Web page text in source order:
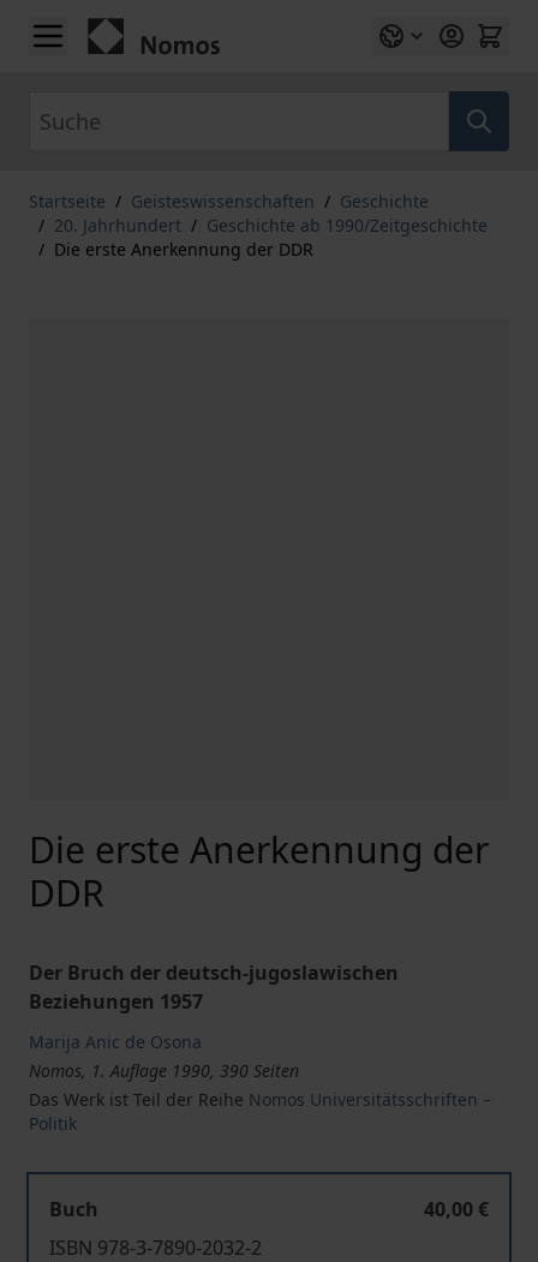
Zum Inhalt springen
Startseite / Geisteswissenschaften / Geschichte
/ 20. Jahrhundert / Geschichte ab 1990/Zeitgeschichte
/ Die erste Anerkennung der DDR
Die erste Anerkennung der
DDR
Der Bruch der deutsch-jugoslawischen
Beziehungen 1957
Marija Anic de Osona
Nomos, 1. Auflage 1990, 390 Seiten
Das Werk ist Teil der Reihe Nomos Universitätsschriften –
Politik
Buch
40,00 €
ISBN 978-3-7890-2032-2